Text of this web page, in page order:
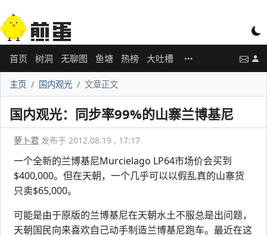
首页 树洞 无聊图 鱼塘 热榜 大吐槽
主页 国内观光 文章正文
国内观光：同步率99%的山寨兰博基尼
萝卜君 发布于 2012.08.19 , 17:17
一个全新的兰博基尼Murcielago LP64市场价会买到
$400,000。但在天朝，一个几乎可以以假乱真的山寨货
只卖$65,000。
可能是由于原版的兰博基尼在天朝水土不服总是出问题，
天朝国民向来喜欢自己动手制造兰博基尼跑车。最近在这